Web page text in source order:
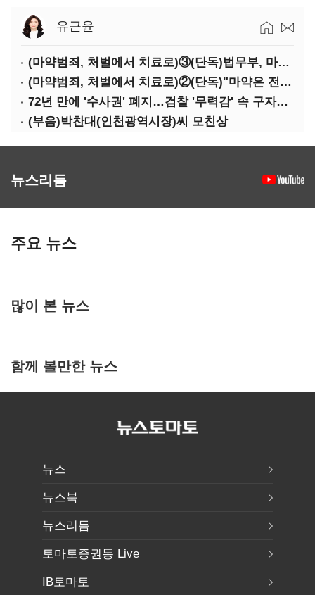
유근윤
(마약범죄, 처벌에서 치료로)③(단독)법무부, 마약재활과 4곳→13곳 확대…'교정청' 밑그림
(마약범죄, 처벌에서 치료로)②(단독)"마약은 전염병…여성 맞춤형 재활과정 개발 중"
72년 만에 '수사권' 폐지…검찰 '무력감' 속 구자현 사의
(부음)박찬대(인천광역시장)씨 모친상
뉴스리듬
주요 뉴스
많이 본 뉴스
함께 볼만한 뉴스
뉴스
뉴스북
뉴스리듬
토마토증권통 Live
IB토마토